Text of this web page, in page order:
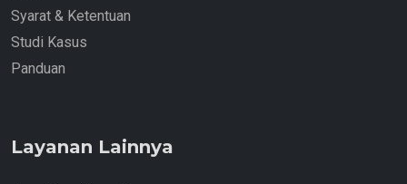
Syarat & Ketentuan
Studi Kasus
Panduan
Layanan Lainnya